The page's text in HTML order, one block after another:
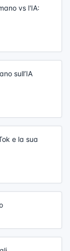
vs l'IA:
sull’IA
e la sua